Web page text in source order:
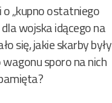
„kupno ostatniego
wojska idącego na
się, jakie skarby były
sporo na nich